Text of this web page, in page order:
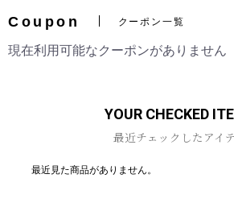
Coupon クーポン一覧
現在利用可能なクーポンがありません
YOUR CHECKED
最近チェックしたアイ
最近見た商品がありません。